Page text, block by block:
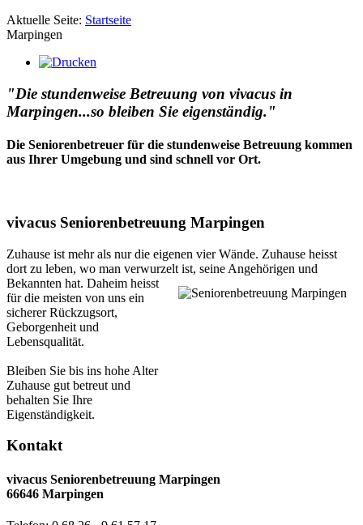
Aktuelle Seite: Startseite
Marpingen
"Die stundenweise Betreuung von vivacus in
Marpingen...so bleiben Sie eigenständig."
Die Seniorenbetreuer für die stundenweise Betreuung kommen
aus Ihrer Umgebung und sind schnell vor Ort.
vivacus Seniorenbetreuung Marpingen
Zuhause ist mehr als nur die eigenen vier Wände. Zuhause heisst
dort zu leben, wo man verwurzelt ist, seine Angehörigen und
Bekannten hat. Daheim heisst
für die meisten von uns ein
sicherer Rückzugsort,
Geborgenheit und
Lebensqualität.
Bleiben Sie bis ins hohe Alter
Zuhause gut betreut und
behalten Sie Ihre
Eigenständigkeit.
Kontakt
vivacus Seniorenbetreuung Marpingen
66646 Marpingen